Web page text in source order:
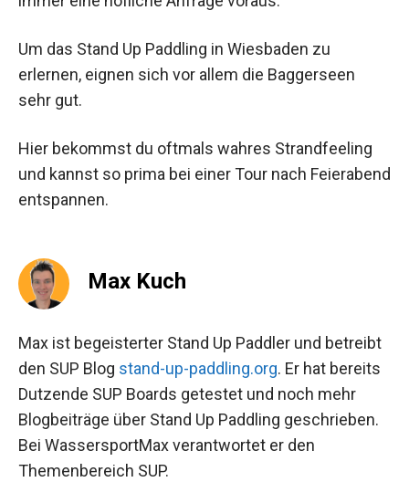
Um das Stand Up Paddling in Wiesbaden zu
erlernen, eignen sich vor allem die Baggerseen
sehr gut.
Hier bekommst du oftmals wahres Strandfeeling
und kannst so prima bei einer Tour nach Feierabend
entspannen.
Max Kuch
Max ist begeisterter Stand Up Paddler und betreibt
den SUP Blog stand-up-paddling.org. Er hat bereits
Dutzende SUP Boards getestet und noch mehr
Blogbeiträge über Stand Up Paddling geschrieben.
Bei WassersportMax verantwortet er den
Themenbereich SUP.